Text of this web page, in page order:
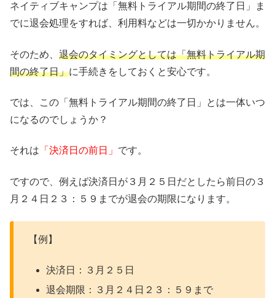
ネイティブキャンプは「無料トライアル期間の終了日」ま
でに退会処理をすれば、利用料などは一切かかりません。
そのため、 退会のタイミングとしては「無料トライアル期
間の終了日」に手続きをしておくと安心です。
では、この「無料トライアル期間の終了日」とは一体いつ
になるのでしょうか？
それは 「決済日の前日」 です。
ですので、例えば決済日が３月２５日だとしたら前日の３
月２４日２３：５９までが退会の期限になります。
【例】
決済日：３月２５日
退会期限：３月２４日２３：５９まで